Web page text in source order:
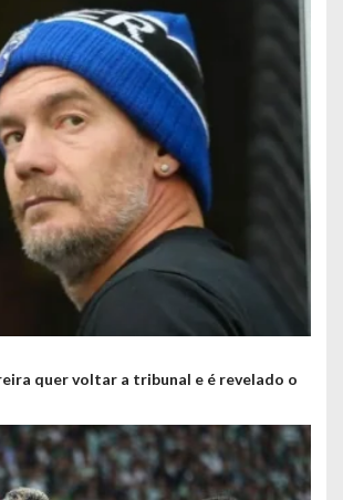
quer voltar a tribunal e é revelado o